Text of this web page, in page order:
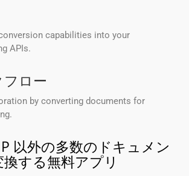
capabilities into your
APIs.
ロー
by converting documents for
以外の多数のドキュメン
換する無料アプリ